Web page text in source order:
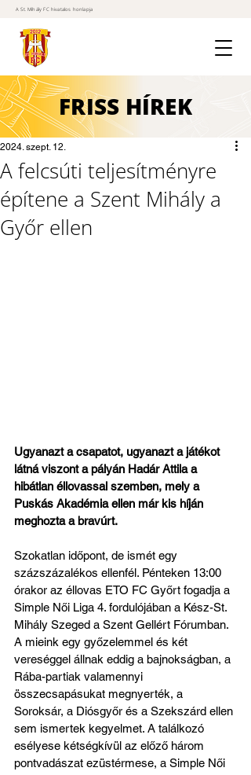
A St. Mihály FC hivatalos honlapja
FRISS HÍREK
A felcsúti teljesítményre
építene a Szent Mihály a
Győr ellen
2024. szept. 12.
Ugyanazt a csapatot, ugyanazt a játékot
látná viszont a pályán Hadár Attila a
hibátlan éllovassal szemben, mely a
Puskás Akadémia ellen már kis híján
meghozta a bravúrt.
Szokatlan időpont, de ismét egy
százszázalékos ellenfél. Pénteken 13:00
órakor az éllovas ETO FC Győrt fogadja a
Simple Női Liga 4. fordulójában a Kész-St.
Mihály Szeged a Szent Gellért Fórumban.
A mieink egy győzelemmel és két
vereséggel állnak eddig a bajnokságban, a
Rába-partiak valamennyi
összecsapásukat megnyerték, a
Soroksár, a Diósgyőr és a Szekszárd ellen
sem ismertek kegyelmet. A találkozó
esélyese kétségkívül az előző három
pontvadászat ezüstérmese, a Simple Női